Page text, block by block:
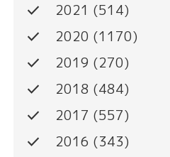
done 2021 (514)
done 2020 (1170)
done 2019 (270)
done 2018 (484)
done 2017 (557)
done 2016 (343)